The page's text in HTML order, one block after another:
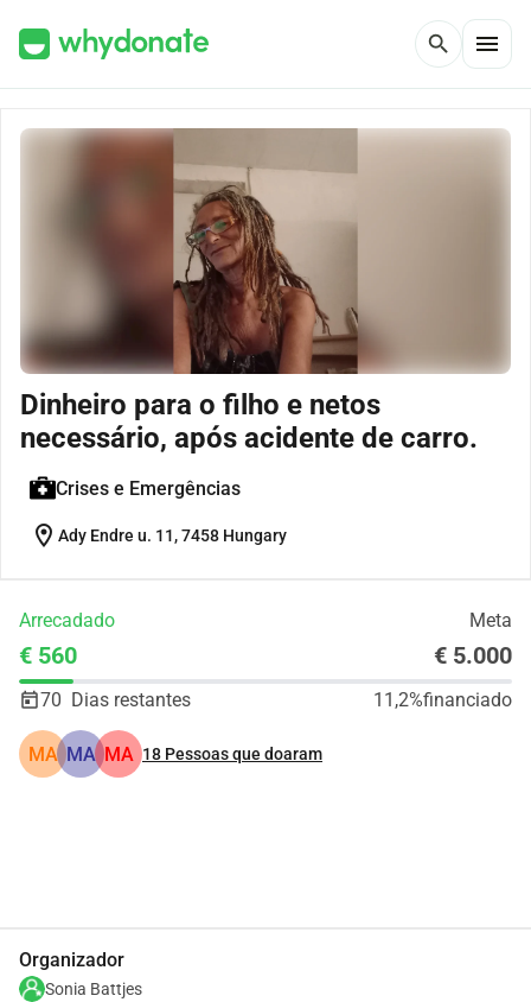
search menu
Dinheiro para o filho e netos
necessário, após acidente de carro.
Crises e Emergências
location_on Ady Endre u. 11, 7458 Hungary
Arrecadado Meta
€ 560 € 5.000
70 Dias restantes 11,2%financiado
MA MA MA 18 Pessoas que doaram
Organizador
Sonia Battjes